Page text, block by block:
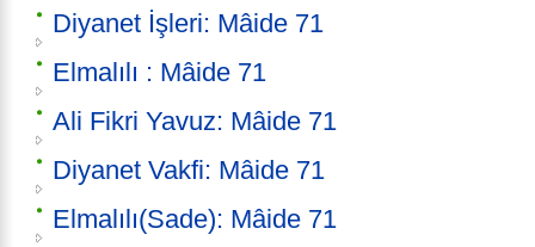
Diyanet İşleri: Mâide 71
Elmalılı : Mâide 71
Ali Fikri Yavuz: Mâide 71
Diyanet Vakfi: Mâide 71
Elmalılı(Sade): Mâide 71